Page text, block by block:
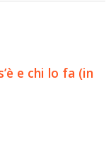
e chi lo fa (in